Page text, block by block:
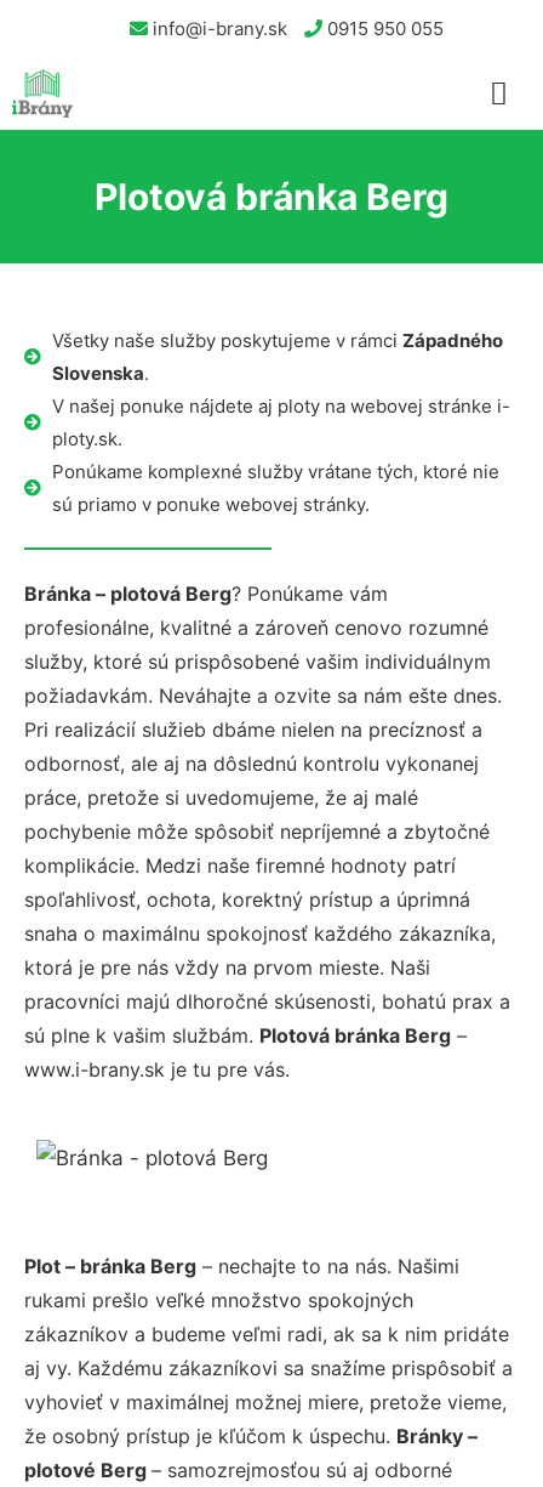
info@i-brany.sk 0915 950 055
Plotová bránka Berg
Všetky naše služby poskytujeme v rámci Západného
Slovenska.
V našej ponuke nájdete aj ploty na webovej stránke i-
ploty.sk.
Ponúkame komplexné služby vrátane tých, ktoré nie
sú priamo v ponuke webovej stránky.
Bránka – plotová Berg? Ponúkame vám
profesionálne, kvalitné a zároveň cenovo rozumné
služby, ktoré sú prispôsobené vašim individuálnym
požiadavkám. Neváhajte a ozvite sa nám ešte dnes.
Pri realizácií služieb dbáme nielen na precíznosť a
odbornosť, ale aj na dôslednú kontrolu vykonanej
práce, pretože si uvedomujeme, že aj malé
pochybenie môže spôsobiť nepríjemné a zbytočné
komplikácie. Medzi naše firemné hodnoty patrí
spoľahlivosť, ochota, korektný prístup a úprimná
snaha o maximálnu spokojnosť každého zákazníka,
ktorá je pre nás vždy na prvom mieste. Naši
pracovníci majú dlhoročné skúsenosti, bohatú prax a
sú plne k vašim službám. Plotová bránka Berg –
www.i-brany.sk je tu pre vás.
Plot – bránka Berg – nechajte to na nás. Našimi
rukami prešlo veľké množstvo spokojných
zákazníkov a budeme veľmi radi, ak sa k nim pridáte
aj vy. Každému zákazníkovi sa snažíme prispôsobiť a
vyhovieť v maximálnej možnej miere, pretože vieme,
že osobný prístup je kľúčom k úspechu. Bránky –
plotové Berg – samozrejmosťou sú aj odborné